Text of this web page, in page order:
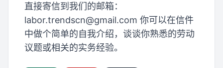
直接寄信到我们的邮箱：
labor.trendscn@gmail.com 你可以在信件
中做个简单的自我介绍，谈谈你熟悉的劳动
议题或相关的实务经验。